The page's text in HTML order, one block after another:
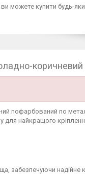
ви можете купити будь-
пофарбований по
для найкращого
забезпечуючи надійне